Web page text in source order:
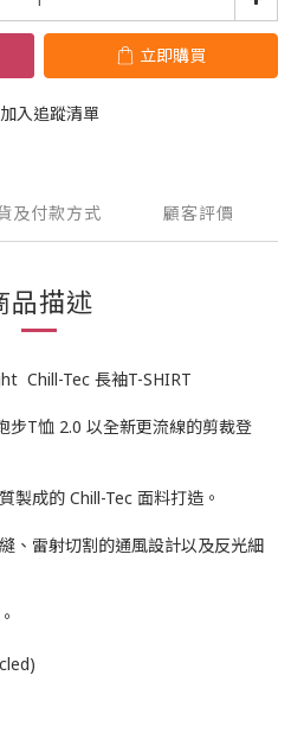
立即購買
加入追蹤清單
及付款方式 顧客評價
品描述
Chill-Tec 長袖T-SHIRT
步T恤 2.0 以全新更流線的剪裁登
製成的 Chill-Tec 面料打造。
、雷射切割的通風設計以及反光細